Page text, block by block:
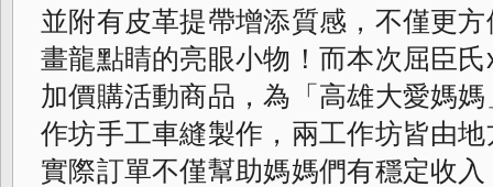
並附有皮革提帶增添質感，不僅更
畫龍點睛的亮眼小物！而本次屈臣
加價購活動商品，為「高雄大愛媽
作坊手工車縫製作， 兩工作坊皆由
實際訂單不僅幫助媽媽們有穩定收入